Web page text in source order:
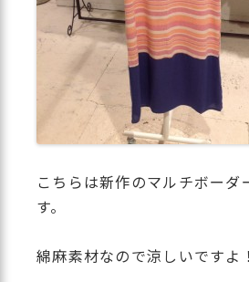
こちらは新作のマルチボーダ
す。
綿麻素材なので涼しいですよ！